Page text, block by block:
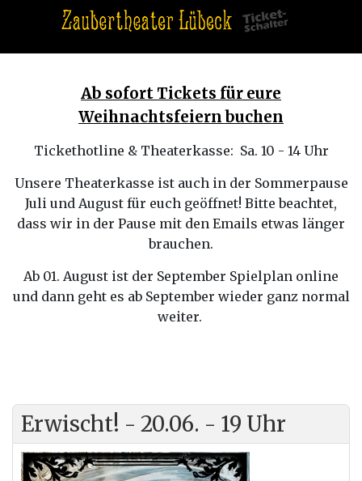
Ab sofort Tickets für eure
Weihnachtsfeiern buchen
Tickethotline & Theaterkasse: Sa. 10 - 14 Uhr
Unsere Theaterkasse ist auch in der Sommerpause
Juli und August für euch geöffnet! Bitte beachtet,
dass wir in der Pause mit den Emails etwas länger
brauchen.
Ab 01. August ist der September Spielplan online
und dann geht es ab September wieder ganz normal
weiter.
Erwischt! - 20.06. - 19 Uhr